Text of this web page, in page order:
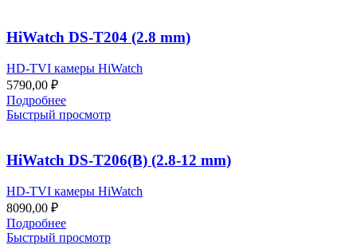
HiWatch DS-T204 (2.8 mm)
HD-TVI камеры HiWatch
5790,00 ₽
Подробнее
Быстрый просмотр
HiWatch DS-T206(B) (2.8-12 mm)
HD-TVI камеры HiWatch
8090,00 ₽
Подробнее
Быстрый просмотр